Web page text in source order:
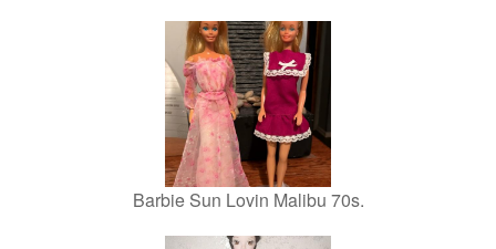
Barbie Sun Lovin Malibu 70s.